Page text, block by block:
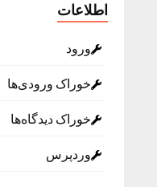
اطلاعات
ورود
خوراک ورودی‌ها
خوراک دیدگاه‌ها
وردپرس